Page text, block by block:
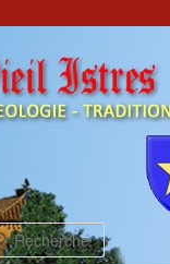
Recherche